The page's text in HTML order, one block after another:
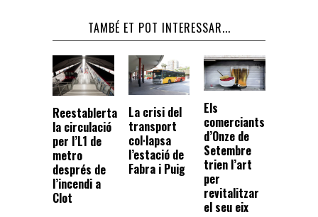
TAMBÉ ET POT INTERESSAR...
Reestablerta
la circulació
per l’L1 de
metro
després de
l’incendi a
Clot
La crisi del
transport
col·lapsa
l’estació de
Fabra i Puig
Els
comerciants
d’Onze de
Setembre
trien l’art
per
revitalitzar
el seu eix